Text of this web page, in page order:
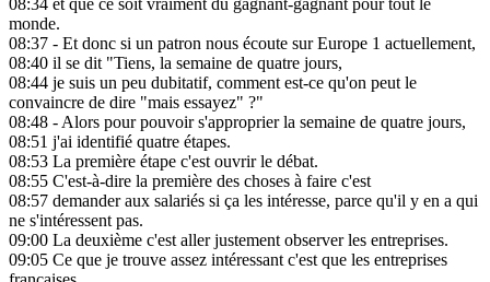
08:34 et que ce soit vraiment du gagnant-gagnant pour tout le
monde.
08:37 - Et donc si un patron nous écoute sur Europe 1 actuellement,
08:40 il se dit "Tiens, la semaine de quatre jours,
08:44 je suis un peu dubitatif, comment est-ce qu'on peut le
convaincre de dire "mais essayez" ?"
08:48 - Alors pour pouvoir s'approprier la semaine de quatre jours,
08:51 j'ai identifié quatre étapes.
08:53 La première étape c'est ouvrir le débat.
08:55 C'est-à-dire la première des choses à faire c'est
08:57 demander aux salariés si ça les intéresse, parce qu'il y en a qui
ne s'intéressent pas.
09:00 La deuxième c'est aller justement observer les entreprises.
09:05 Ce que je trouve assez intéressant c'est que les entreprises